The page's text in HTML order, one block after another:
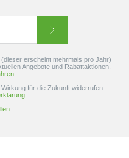
erscheint mehrmals pro Jahr)
Angebote und Rabattaktionen.
für die Zukunft widerrufen.